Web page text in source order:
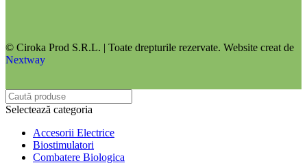
© Ciroka Prod S.R.L. | Toate drepturile rezervate. Website creat de
Nextway
Selectează categoria
Accesorii Electrice
Biostimulatori
Combatere Biologica